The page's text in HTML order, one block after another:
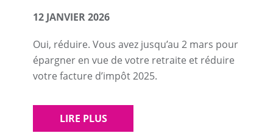
12 JANVIER 2026
Oui, réduire. Vous avez jusqu’au 2 mars pour
épargner en vue de votre retraite et réduire
votre facture d’impôt 2025.
LIRE PLUS